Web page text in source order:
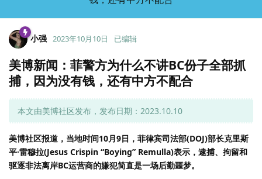
小强 2023年10月10日 已编辑
美博新闻：菲警方为什么不讲BC份子全部抓
捕，因为没有钱，还有中方不配合
本文由美博社区发布，发布日期：2023.10.10
美博社区报道，当地时间10月9日，菲律宾司法部(DOJ)部长克里斯
平·雷穆拉(Jesus Crispin “Boying” Remulla)表示，逮捕、拘留和
驱逐非法离岸BC运营商的嫌犯简直是一场后勤噩梦。